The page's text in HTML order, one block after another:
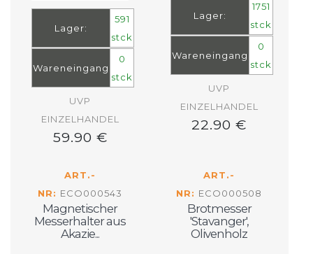
Lager:
591
stck
Wareneingang
0
stck
UVP
EINZELHANDEL
59.90 €
Lager:
1751
stck
Wareneingang
0
stck
UVP
EINZELHANDEL
22.90 €
ART.-
NR: ECO000543
Magnetischer
Messerhalter aus
Akazie...
ART.-
NR: ECO000508
Brotmesser
'Stavanger',
Olivenholz